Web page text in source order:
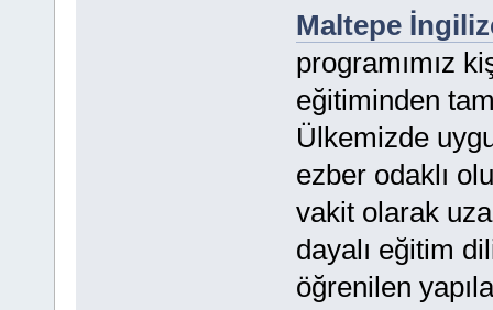
Maltepe
programımız
eğitiminden
Ülkemizde
ezber odaklı
vakit olarak
dayalı eğitim
öğrenilen